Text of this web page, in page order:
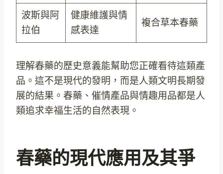
波斯與阿
拉伯
健康維護與情
感表達
複合草本春藥
理解春藥的歷史意義能幫助您正確看待這類產
品。這不是現代的發明，而是人類文明長期發
展的結果。春藥、催情產品與情趣用品都是人
類追求幸福生活的自然表現。
春藥的現代應用及其爭